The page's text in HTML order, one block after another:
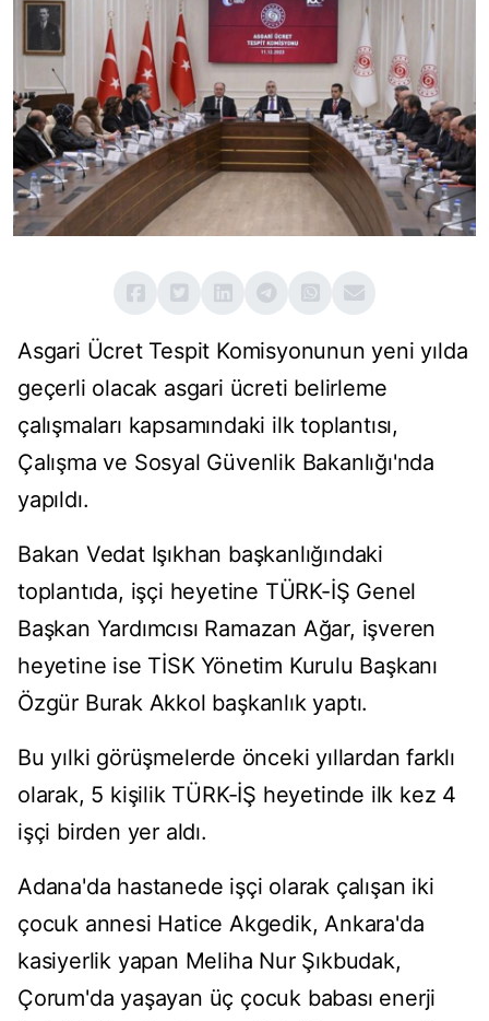
Asgari Ücret Tespit Komisyonunun yeni yılda
geçerli olacak asgari ücreti belirleme
çalışmaları kapsamındaki ilk toplantısı,
Çalışma ve Sosyal Güvenlik Bakanlığı'nda
yapıldı.
Bakan Vedat Işıkhan başkanlığındaki
toplantıda, işçi heyetine TÜRK-İŞ Genel
Başkan Yardımcısı Ramazan Ağar, işveren
heyetine ise TİSK Yönetim Kurulu Başkanı
Özgür Burak Akkol başkanlık yaptı.
Bu yılki görüşmelerde önceki yıllardan farklı
olarak, 5 kişilik TÜRK-İŞ heyetinde ilk kez 4
işçi birden yer aldı.
Adana'da hastanede işçi olarak çalışan iki
çocuk annesi Hatice Akgedik, Ankara'da
kasiyerlik yapan Meliha Nur Şıkbudak,
Çorum'da yaşayan üç çocuk babası enerji